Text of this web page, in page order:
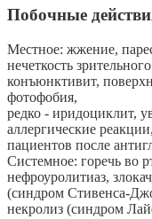
Побочные
Местное: жжение,
нечеткость
конъюнктивит,
фотофобия,
редко - иридоциклит,
аллергические
пациентов после
Системное: горечь во
нефроуролитиаз,
(синдром Стивенса-
некролиз (синдром